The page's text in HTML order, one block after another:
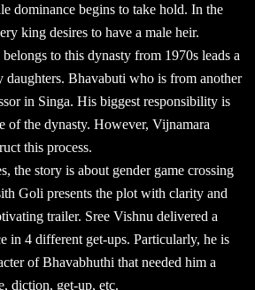
dominance begins to take hold. In the
king desires to have a male heir.
to this dynasty from 1970s leads a
daughters. Bhavabuti who is from another
in Singa. His biggest responsibility is
of the dynasty. However, Vijnamara
this process.
the story is about gender game crossing
Goli presents the plot with clarity and
trailer. Sree Vishnu delivered a
in 4 different get-ups. Particularly, he is
of Bhavabhuthi that needed him a
diction, get-up, etc.